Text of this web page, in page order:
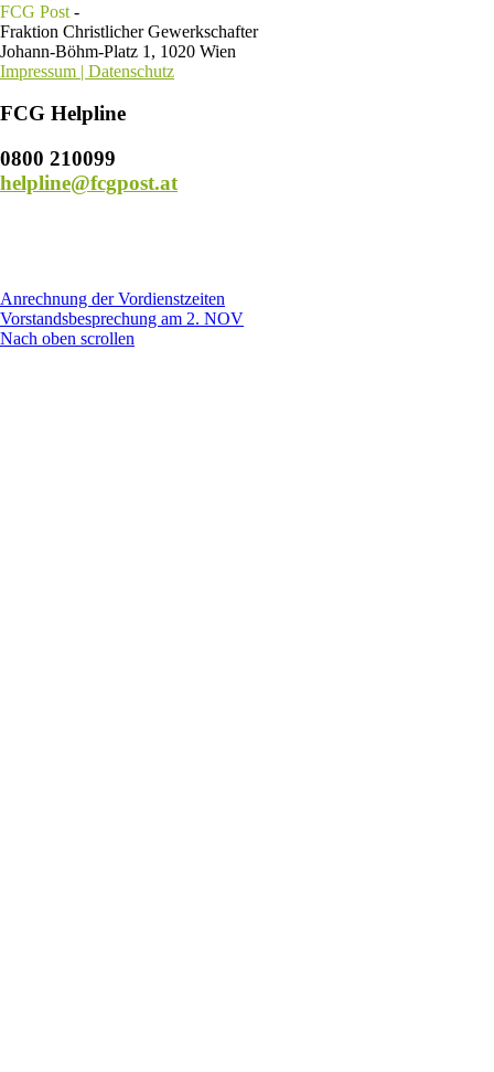
FCG Post -
Fraktion Christlicher Gewerkschafter
Johann-Böhm-Platz 1, 1020 Wien
Impressum | Datenschutz
FCG Helpline
0800 210099
helpline@fcgpost.at
Anrechnung der Vordienstzeiten
Vorstandsbesprechung am 2. NOV
Nach oben scrollen